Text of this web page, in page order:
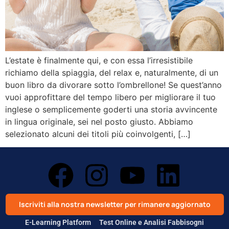
L’estate è finalmente qui, e con essa l’irresistibile
richiamo della spiaggia, del relax e, naturalmente, di un
buon libro da divorare sotto l’ombrellone! Se quest’anno
vuoi approfittare del tempo libero per migliorare il tuo
inglese o semplicemente goderti una storia avvincente
in lingua originale, sei nel posto giusto. Abbiamo
selezionato alcuni dei titoli più coinvolgenti, […]
Iscriviti alla nostra newsletter per rimanere aggiornato
E-Learning Platform Test Online e Analisi Fabbisogni